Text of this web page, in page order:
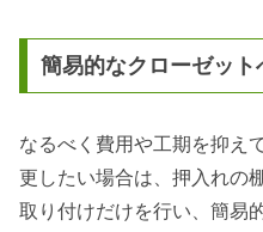
簡易的なクローゼット
なるべく費用や工期を抑え
更したい場合は、押入れの
取り付けだけを行い、簡易